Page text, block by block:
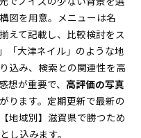
図を用意。メニューは名
えて記載し、比較検討をス
「大津ネイル」のような地
込み、検索との関連性を高
想が重要で、 高評価の写真
ります。定期更新で最新の
地域別】滋賀県で勝つため
し込みます。